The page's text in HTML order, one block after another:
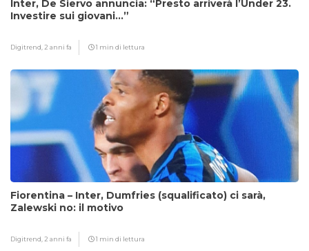
Inter, De Siervo annuncia: “Presto arriverà l’Under 23.
Investire sui giovani…”
Digitrend, 2 anni fa 1 min di lettura
Fiorentina – Inter, Dumfries (squalificato) ci sarà,
Zalewski no: il motivo
Digitrend, 2 anni fa 1 min di lettura